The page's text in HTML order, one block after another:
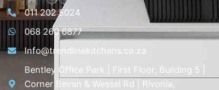
011 202 5024
068 260 6877
Info@trendlinekitchens.co.za
Bentley Office Park | First Floor, Building 5 |
Corner Bevan & Wessel Rd | Rivonia,